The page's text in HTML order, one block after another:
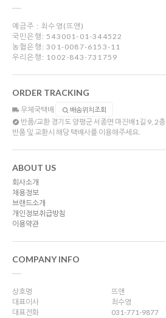
예금주 : 최수영(뜨앤)
국민은행: 543001-01-344522
농협은행: 301-0087-6153-11
우리은행: 1002-843-731759
ORDER TRACKING
우체국택배 배송위치조회
반품/교환 경기도 양평군 서종면 마진배1길 9, 2층
반품 및 교환시 해당 택배사를 이용해주세요.
ABOUT US
회사소개
채용정보
브랜드소개
개인정보취급방침
이용약관
COMPANY INFO
상호명
뜨앤
대표이사
최수영
대표전화
031-771-9877